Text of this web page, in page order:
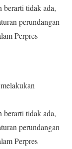
berarti tidak ada,
perundangan
Perpres
berarti tidak ada,
perundangan
Perpres